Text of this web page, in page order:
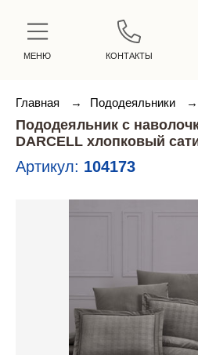
МЕНЮ КОНТАКТЫ
Главная → Пододеяльники →
Пододеяльник с
DARCELL хлопковый
Артикул: 104173